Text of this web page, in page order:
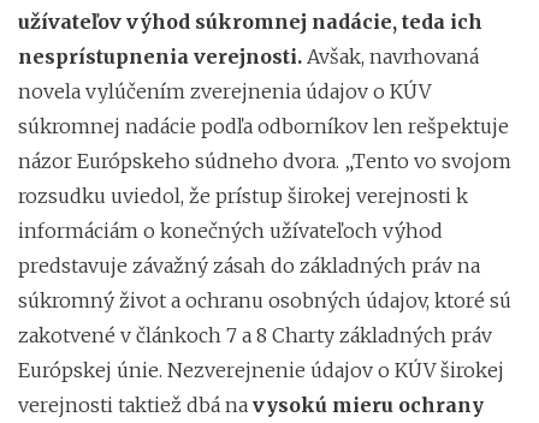
užívateľov výhod súkromnej nadácie, teda ich
nesprístupnenia verejnosti. Avšak, navrhovaná
novela vylúčením zverejnenia údajov o KÚV
súkromnej nadácie podľa odborníkov len rešpektuje
názor Európskeho súdneho dvora. „Tento vo svojom
rozsudku uviedol, že prístup širokej verejnosti k
informáciám o konečných užívateľoch výhod
predstavuje závažný zásah do základných práv na
súkromný život a ochranu osobných údajov, ktoré sú
zakotvené v článkoch 7 a 8 Charty základných práv
Európskej únie. Nezverejnenie údajov o KÚV širokej
verejnosti taktiež dbá na vysokú mieru ochrany